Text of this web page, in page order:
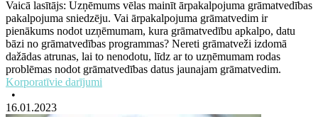
Vaicā lasītājs: Uzņēmums vēlas mainīt ārpakalpojuma grāmatvedības
pakalpojuma sniedzēju. Vai ārpakalpojuma grāmatvedim ir
pienākums nodot uzņēmumam, kura grāmatvedību apkalpo, datu
bāzi no grāmatvedības programmas? Nereti grāmatveži izdomā
dažādas atrunas, lai to nenodotu, līdz ar to uzņēmumam rodas
problēmas nodot grāmatvedības datus jaunajam grāmatvedim.
Korporatīvie darījumi
•
16.01.2023